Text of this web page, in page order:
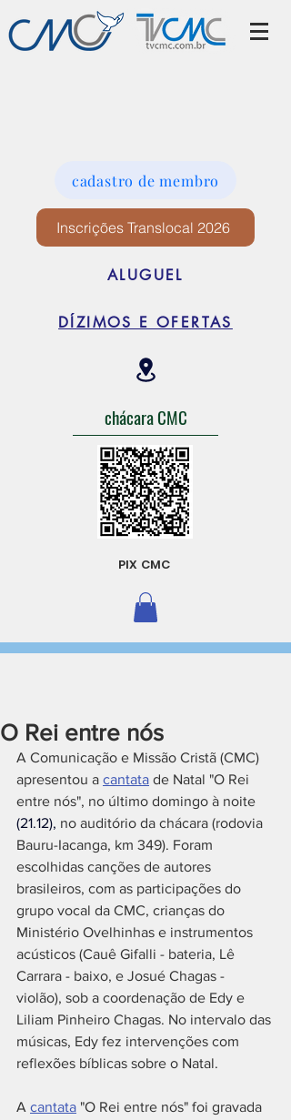
cadastro de membro
Inscrições Translocal 2026
ALUGUEL
DÍZIMOS E OFERTAS
chácara CMC
PIX CMC
O Rei entre nós
A Comunicação e Missão Cristã (CMC)
apresentou a cantata de Natal "O Rei
entre nós", no último domingo à noite
(21.12), no auditório da chácara (rodovia
Bauru-Iacanga, km 349). Foram
escolhidas canções de autores
brasileiros, com as participações do
grupo vocal da CMC, crianças do
Ministério Ovelhinhas e instrumentos
acústicos (Cauê Gifalli - bateria, Lê
Carrara - baixo, e Josué Chagas -
violão), sob a coordenação de Edy e
Liliam Pinheiro Chagas. No intervalo das
músicas, Edy fez intervenções com
reflexões bíblicas sobre o Natal.
A cantata "O Rei entre nós" foi gravada